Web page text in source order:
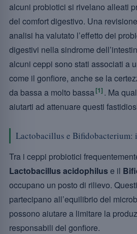
alcuni probiotici si rivelano alleati
del comfort digestivo. Una
analisi ha valutato l’effetto dei
digestivi nella sindrome
alcuni ceppi sono stati associati a
come il gonfiore, anche se la
da bassa a molto bassa[1] . Ma
aiutarti ad attenuare questi
Lactobacillus e Bifidobacterium:
Tra i ceppi probiotici
Lactobacillus acidophiluse il
occupano un posto di rilievo.
partecipano all’equilibrio del
possono aiutare a limitare la
responsabili del gonfiore.